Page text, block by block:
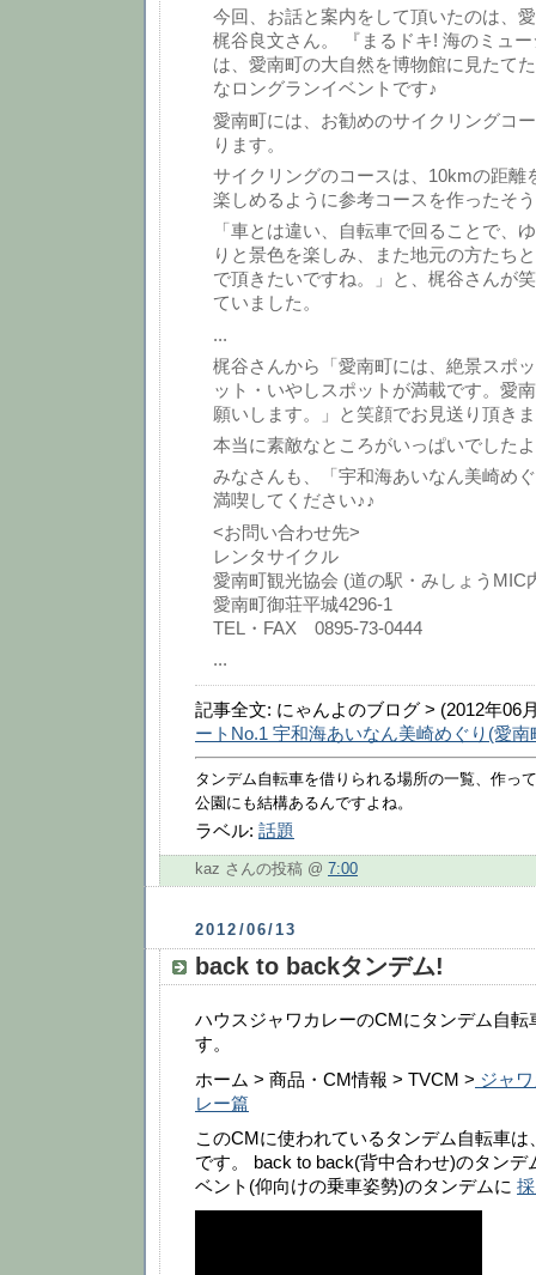
今回、お話と案内をして頂いたのは、
梶谷良文さん。 『まるドキ! 海のミュ
は、愛南町の大自然を博物館に見たて
なロングランイベントです♪
愛南町には、お勧めのサイクリングコ
ります。
サイクリングのコースは、10kmの距離
楽しめるように参考コースを作ったそ
「車とは違い、自転車で回ることで、
りと景色を楽しみ、また地元の方たち
で頂きたいですね。」と、梶谷さんが
ていました。
...
梶谷さんから「愛南町には、絶景スポ
ット・いやしスポットが満載です。愛
願いします。」と笑顔でお見送り頂き
本当に素敵なところがいっぱいでした
みなさんも、「宇和海あいなん美崎め
満喫してください♪♪
<お問い合わせ先>
レンタサイクル
愛南町観光協会 (道の駅・みしょうMIC
愛南町御荘平城4296-1
TEL・FAX 0895-73-0444
...
記事全文: にゃんよのブログ > (2012年06
ートNo.1 宇和海あいなん美崎めぐり(愛南
タンデム自転車を借りられる場所の一覧、作っ
公園にも結構あるんですよね。
ラベル: 話題
kaz さんの投稿 @ 7:00
2012/06/13
back to backタンデム!
ハウスジャワカレーのCMにタンデム自転
す。
ホーム > 商品・CM情報 > TVCM > ジャ
レー篇
このCMに使われているタンデム自転車
です。 back to back(背中合わせ)のタンデ
ベント(仰向けの乗車姿勢)のタンデムに